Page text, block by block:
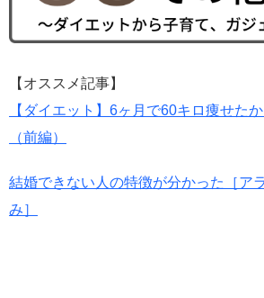
【オススメ記事】
【ダイエット】6ヶ月で60キロ痩せた
（前編）
結婚できない人の特徴が分かった［ア
み］